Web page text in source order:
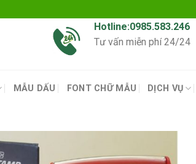
Hotline:0985.583.246
Tư vấn miễn phí 24/24
MẪU DẤU FONT CHỮ MẪU DỊCH VỤ